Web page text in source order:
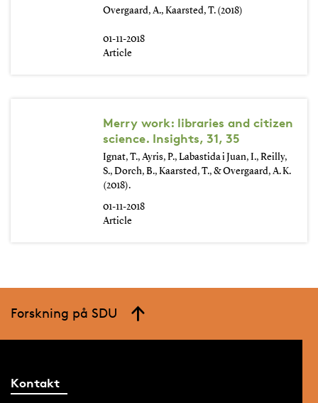
Overgaard, A., Kaarsted, T. (2018)
01-11-2018
Article
Merry work: libraries and citizen
science. Insights, 31, 35
Ignat, T., Ayris, P., Labastida i Juan, I., Reilly,
S., Dorch, B., Kaarsted, T., & Overgaard, A. K.
(2018).
01-11-2018
Article
Forskning på SDU
Kontakt